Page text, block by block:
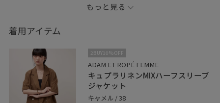
暖色系でまとめながら、鞄とアイウェアで程よく締まり
を出しているのがポイントです◎
是非参考にしてみてくださいね♡
--------------------------------------------------
もっと見る
着用アイテム
2BUY10%OFF
ADAM ET ROPÉ FEMME
キュプラリネンMIXハーフスリーブ
ジャケット
キャメル / 38